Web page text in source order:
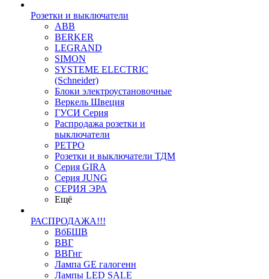
Розетки и выключатели
ABB
BERKER
LEGRAND
SIMON
SYSTEME ELECTRIC
(Schneider)
Блоки электроустановочные
Веркель Швеция
ГУСИ Серия
Распродажа розетки и
выключатели
РЕТРО
Розетки и выключатели ТДМ
Серия GIRA
Серия JUNG
СЕРИЯ ЭРА
Ещё
РАСПРОДАЖА!!!
ВбБШВ
ВВГ
ВВГнг
Лампа GE галогенн
Лампы LED SALE